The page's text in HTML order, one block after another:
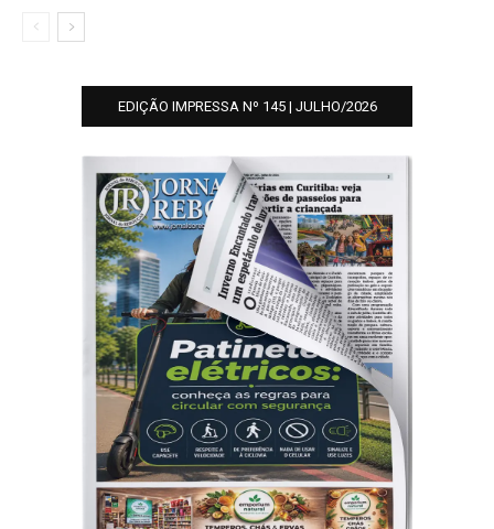
EDIÇÃO IMPRESSA Nº 145 | JULHO/2026